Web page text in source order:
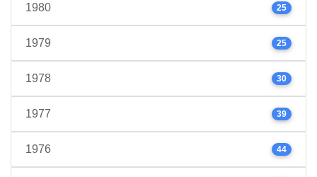
1980 25
1979 25
1978 30
1977 39
1976 44